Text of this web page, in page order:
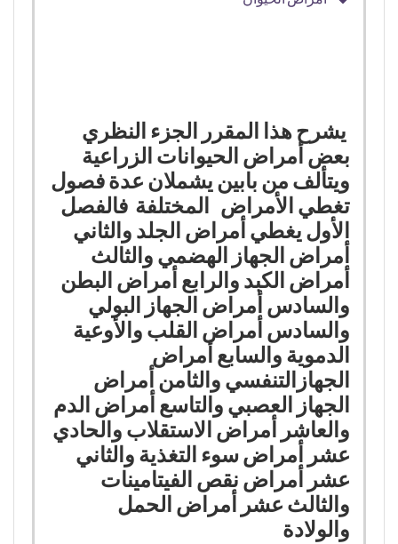
يشرح هذا المقرر الجزء النظري
بعض أمراض الحيوانات الزراعية
ويتألف من بابين يشملان عدة فصول
تغطي الأمراض المختلفة فالفصل
الأوليغطي أمراض الجلد والثاني
أمراض الجهاز الهضمي والثالث
أمراض الكبد والرابع أمراض البطن
والسادس أمراض الجهاز البولي
والسادس أمراض القلب والأوعية
الدموية والسابع أمراض
الجهازالتنفسي والثامن أمراض
الجهاز العصبي والتاسع أمراض الدم
والعاشر أمراض الاستقلاب والحادي
عشر أمراض سوء التغذية والثاني
عشر أمراض نقص الفيتامينات
والثالث عشر أمراض الحمل
والولادة